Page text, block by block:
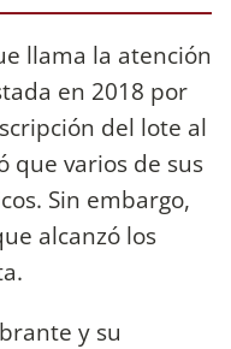
llama la atención
en 2018 por
del lote al
que varios de sus
Sin embargo,
alcanzó los
y su